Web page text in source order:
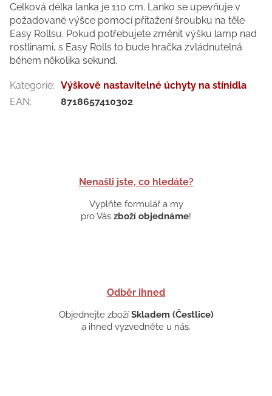
Nenašli jste, co hledáte?
Vyplňte formulář a my
pro Vás zboží objednáme!
Odběr ihned
Objednejte zboží Skladem (Čestlice)
a ihned vyzvedněte u nás.
Celková délka lanka je 110 cm. Lanko se upevňuje v
požadované výšce pomocí přitažení šroubku na těle
Easy Rollsu. Pokud potřebujete změnit výšku lamp nad
rostlinami, s Easy Rolls to bude hračka zvládnutelná
během několika sekund.
Kategorie: Výškově nastavitelné úchyty na stínidla
EAN: 8718657410302